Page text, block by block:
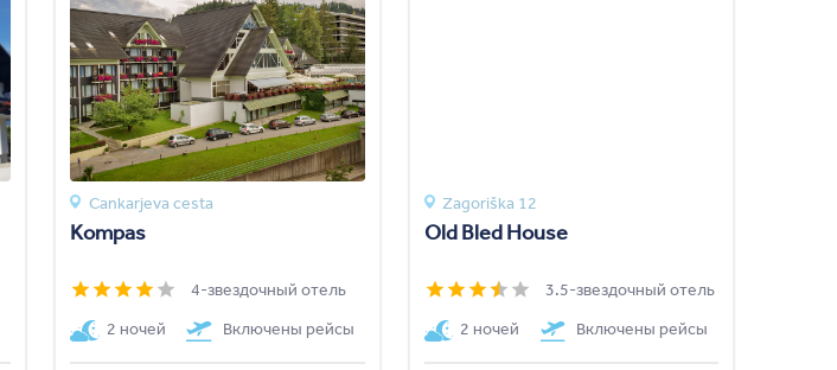
Cankarjeva cesta
Kompas
4-звездочный отель
2 ночей
Включены рейсы
Zagoriška 12
Old Bled House
3.5-звездочный отель
2 ночей
Включены рейсы